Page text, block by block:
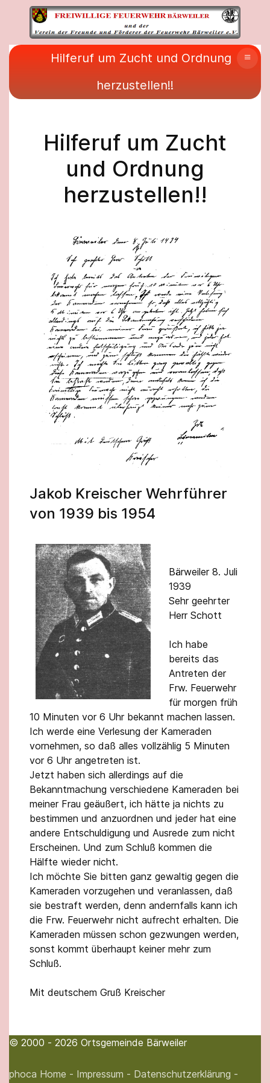
Hilferuf um Zucht und Ordnung
herzustellen!!
≡
Hilferuf um Zucht
und Ordnung
herzustellen!!
Jakob Kreischer Wehrführer
von 1939 bis 1954
Bärweiler 8. Juli
1939
Sehr geehrter
Herr Schott
Ich habe
bereits das
Antreten der
Frw. Feuerwehr
für morgen früh
10 Minuten vor 6 Uhr bekannt machen lassen.
Ich werde eine Verlesung der Kameraden
vornehmen, so daß alles vollzählig 5 Minuten
vor 6 Uhr angetreten ist.
Jetzt haben sich allerdings auf die
Bekanntmachung verschiedene Kameraden bei
meiner Frau geäußert, ich hätte ja nichts zu
bestimmen und anzuordnen und jeder hat eine
andere Entschuldigung und Ausrede zum nicht
Erscheinen. Und zum Schluß kommen die
Hälfte wieder nicht.
Ich möchte Sie bitten ganz gewaltig gegen die
Kameraden vorzugehen und veranlassen, daß
sie bestraft werden, denn andernfalls kann ich
die Frw. Feuerwehr nicht aufrecht erhalten. Die
Kameraden müssen schon gezwungen werden,
sonst kommt überhaupt keiner mehr zum
Schluß.
Mit deutschem Gruß Kreischer
© 2000 - 2026 Ortsgemeinde Bärweiler
phoca Home - Impressum - Datenschutzerklärung -